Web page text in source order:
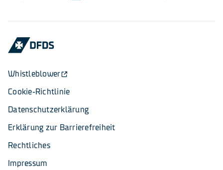
Whistleblower
Cookie-Richtlinie
Datenschutzerklärung
Erklärung zur Barrierefreiheit
Rechtliches
Impressum